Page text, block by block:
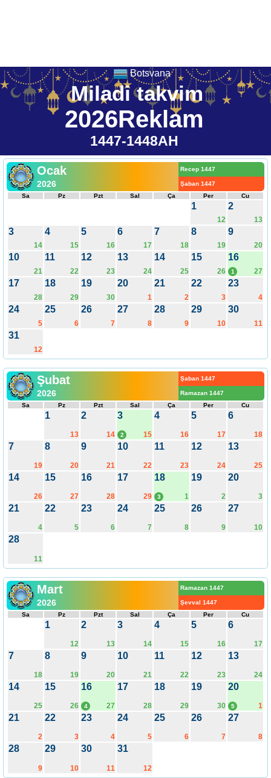
Botsvana
Miladi takvim
2026Reklam
1447-1448AH
Ocak
2026
Recep 1447
Şaban 1447
Sa
Pz Pzt Sal Ça Per Cu
1
12
2
13
3
14
4
15
5
16
6
17
7
18
8
19
9
20
10
21
11
22
12
23
13
24
14
25
15
26
16
27
1
17
28
18
29
19
30
20
1
21
2
22
3
23
4
24
5
25
6
26
7
27
8
28
9
29
10
30
11
31
12
Şubat
2026
Şaban 1447
Ramazan 1447
Sa
Pz Pzt Sal Ça Per Cu
1
13
2
14
3
15
2
4
16
5
17
6
18
7
19
8
20
9
21
10
22
11
23
12
24
13
25
14
26
15
27
16
28
17
29
18
1
3
19
2
20
3
21
4
22
5
23
6
24
7
25
8
26
9
27
10
28
11
Mart
2026
Ramazan 1447
Şevval 1447
Sa
Pz Pzt Sal Ça Per Cu
1
12
2
13
3
14
4
15
5
16
6
17
7
18
8
19
9
20
10
21
11
22
12
23
13
24
14
25
15
26
16
27
4
17
28
18
29
19
30
20
1
5
21
2
22
3
23
4
24
5
25
6
26
7
27
8
28
9
29
10
30
11
31
12